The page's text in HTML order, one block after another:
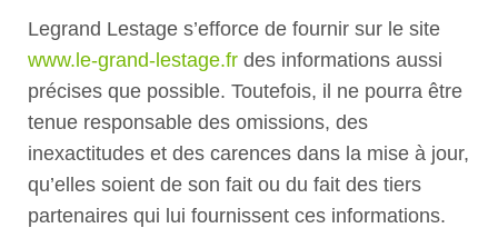
Legrand Lestage s’efforce de fournir sur le site
www.le-grand-lestage.fr des informations aussi
précises que possible. Toutefois, il ne pourra être
tenue responsable des omissions, des
inexactitudes et des carences dans la mise à jour,
qu’elles soient de son fait ou du fait des tiers
partenaires qui lui fournissent ces informations.